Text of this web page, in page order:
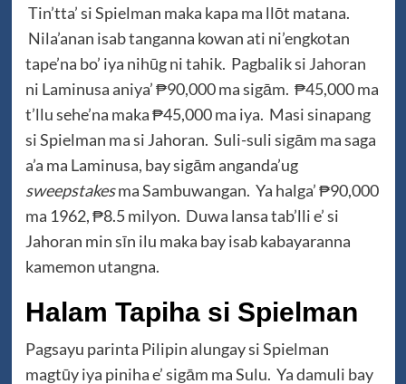
Tin’tta’ si Spielman maka kapa ma llōt matana.
Nila’anan isab tanganna kowan ati ni’engkotan
tape’na bo’ iya nihūg ni tahik. Pagbalik si Jahoran
ni Laminusa aniya’ ₱90,000 ma sigām. ₱45,000 ma
t’llu sehe’na maka ₱45,000 ma iya. Masi sinapang
si Spielman ma si Jahoran. Suli-suli sigām ma saga
a’a ma Laminusa, bay sigām anganda’ug
sweepstakesma Sambuwangan. Ya halga’ ₱90,000
ma 1962, ₱8.5 milyon. Duwa lansa tab’lli e’ si
Jahoran min sīn ilu maka bay isab kabayaranna
kamemon utangna.
Halam Tapiha si Spielman
Pagsayu parinta Pilipin alungay si Spielman
magtūy iya piniha e’ sigām ma Sulu. Ya damuli bay